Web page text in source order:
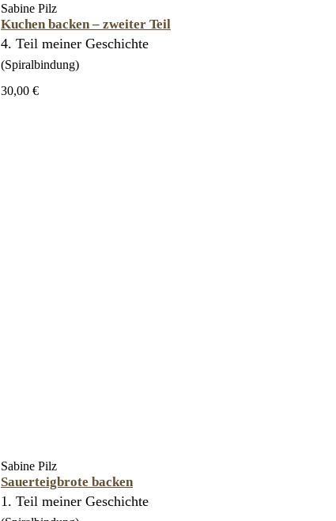
Sabine Pilz
Kuchen backen – zweiter Teil
4. Teil meiner Geschichte
(Spiralbindung)
30,00 €
Sabine Pilz
Sauerteigbrote backen
1. Teil meiner Geschichte